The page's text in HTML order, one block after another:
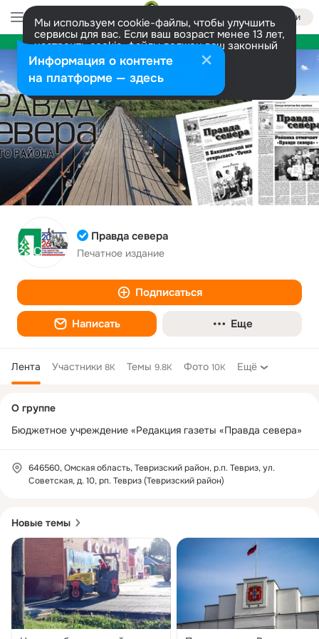
Войти
Мы используем cookie-файлы, чтобы улучшить
сервисы для вас. Если ваш возраст менее 13 лет,
настроить cookie-файлы должен ваш законный
представитель. Больше информации
Разрешить все Настроить
Правда севера
Печатное издание
Подписаться
Написать Еще
Лента Участники 8K Темы 9.8K Фото 10K Ещё
Новые темы
колонка
О группе
Бюджетное учреждение «Редакция газеты «Правда севера»
646560, Омская область, Тевризский район, р.п. Тевриз, ул.
Советская, д. 10, рп. Тевриз (Тевризский район)
Информация о контенте
на платформе — здесь